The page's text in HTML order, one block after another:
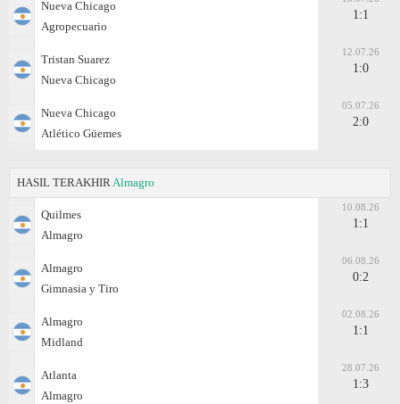
Nueva Chicago
Agropecuario
1:1
Tristan Suarez
Nueva Chicago
12.07.26
1:0
Nueva Chicago
Atlético Güemes
05.07.26
2:0
HASIL TERAKHIR Almagro
Quilmes
Almagro
10.08.26
1:1
Almagro
Gimnasia y Tiro
06.08.26
0:2
Almagro
Midland
02.08.26
1:1
Atlanta
Almagro
28.07.26
1:3